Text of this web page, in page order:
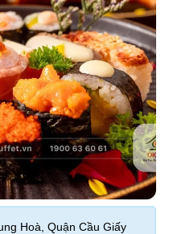
Hoà, Quận Cầu Giấy